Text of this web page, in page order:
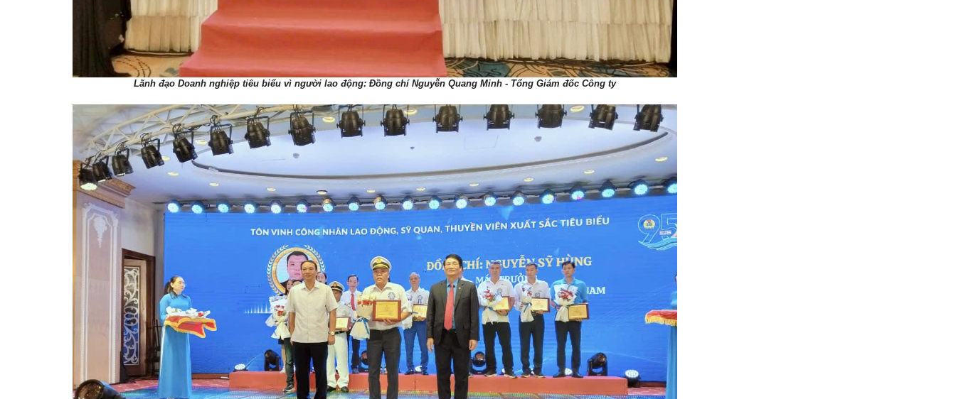
Lãnh đạo Doanh nghiệp tiêu biểu vì người lao động: Đồng chí Nguyễn Quang Minh - Tổng Giám đốc Công ty